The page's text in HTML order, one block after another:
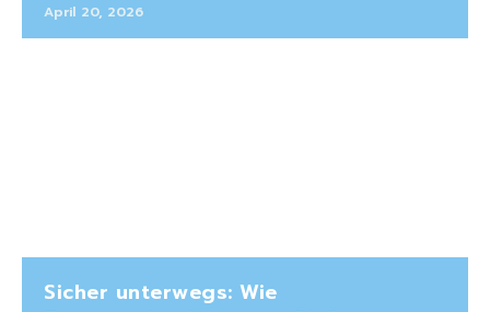
April 20, 2026
Sicher unterwegs: Wie